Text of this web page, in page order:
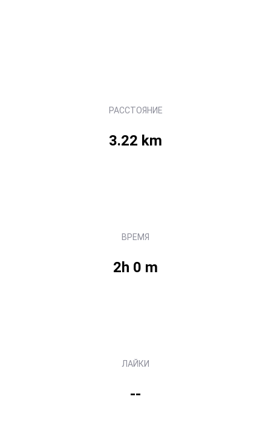
РАССТОЯНИЕ
3.22 km
ВРЕМЯ
2h 0 m
ЛАЙКИ
--